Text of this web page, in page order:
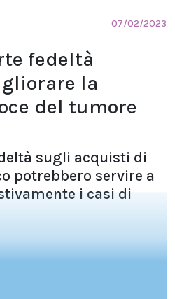
07/02/2023
fedeltà
la
del tumore
sugli acquisti di
potrebbero servire a
i casi di